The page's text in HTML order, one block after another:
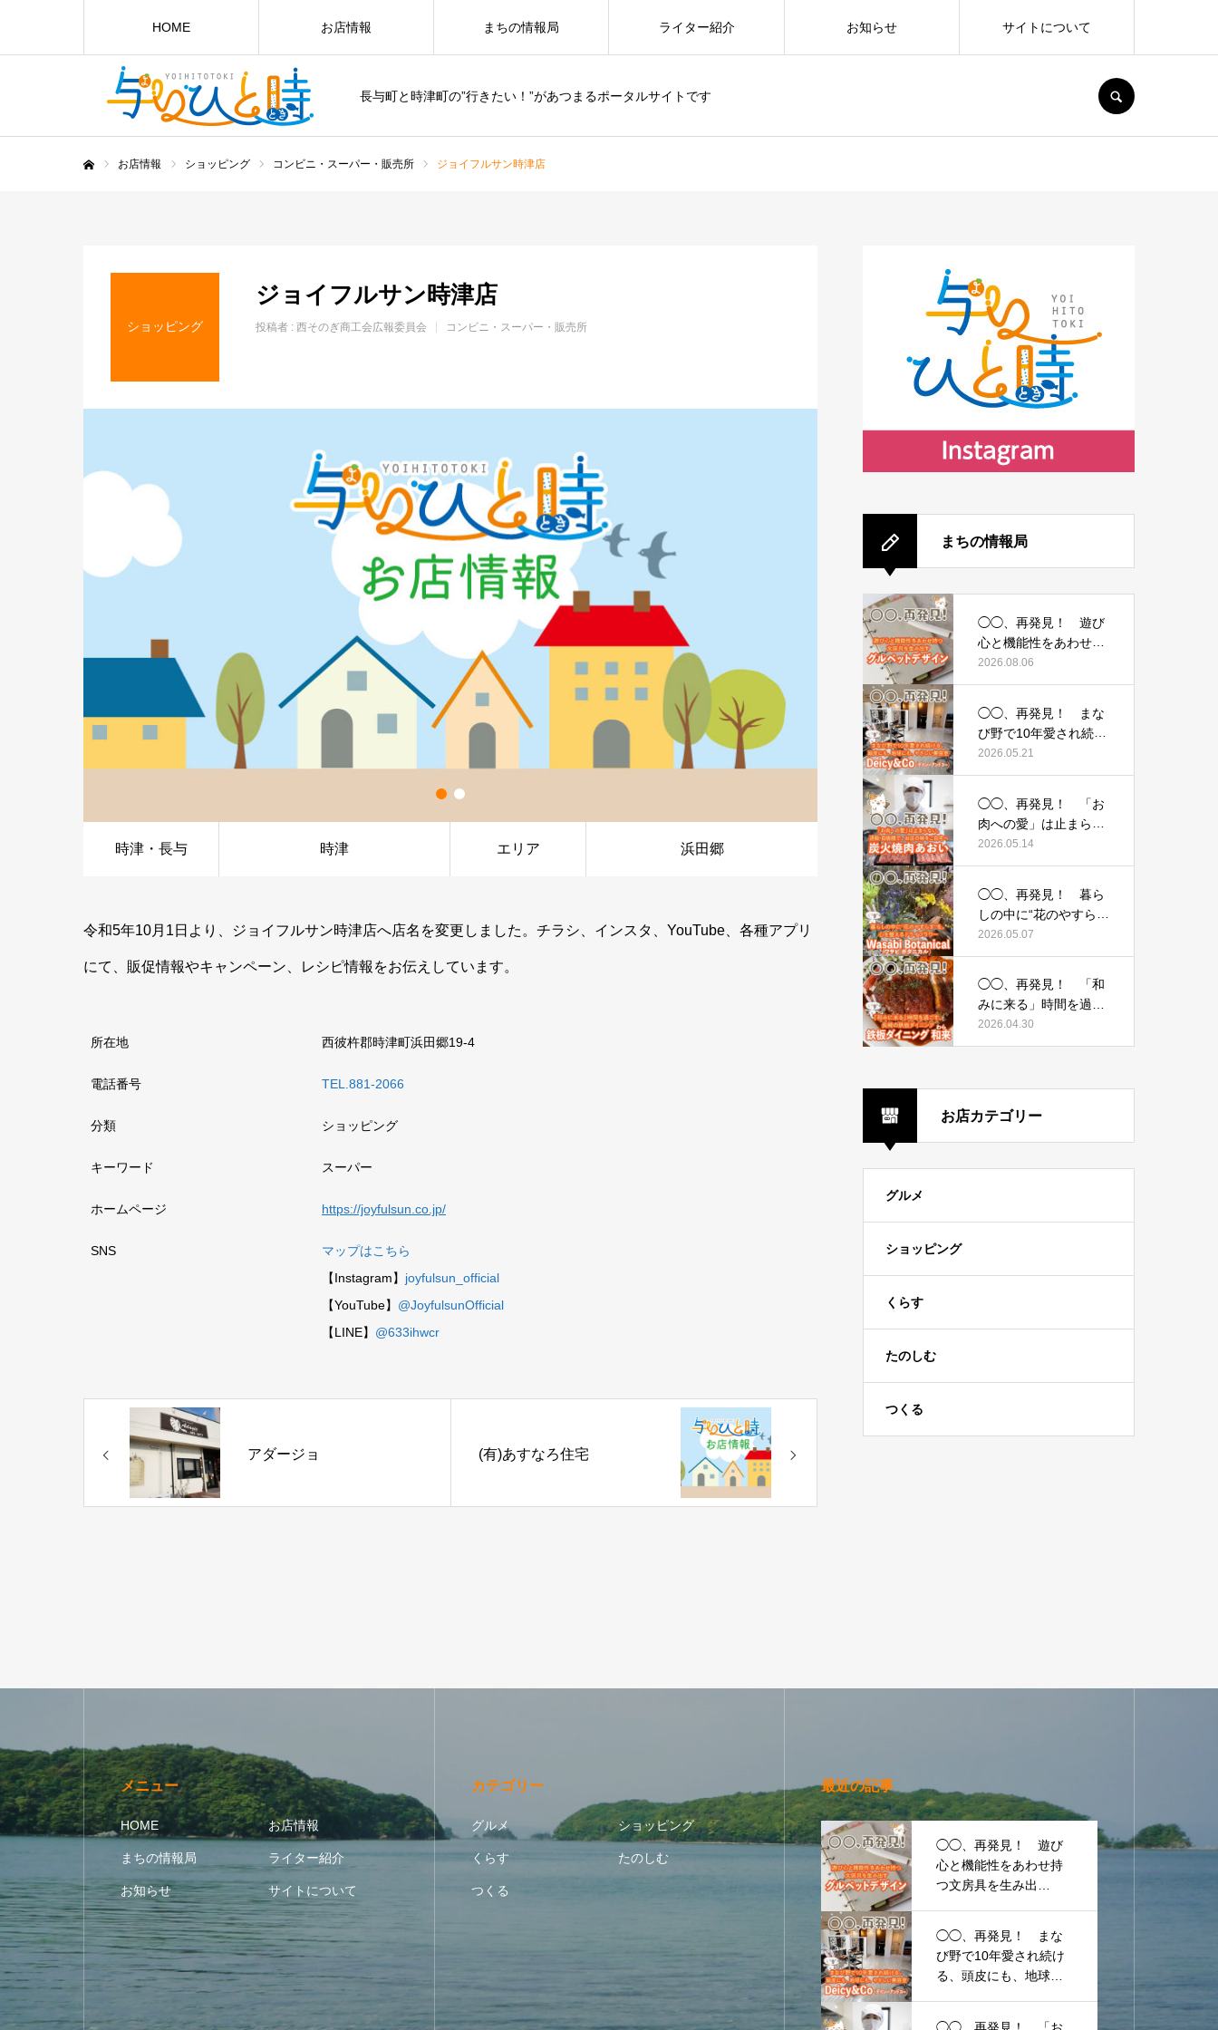
長与町と時津町の”行きたい！”があつまるポータルサイトです
HOME お店情報 まちの情報局 ライター紹介 お知らせ サイトについて
お店情報 ショッピング コンビニ・スーパー・販売所 ジョイフルサン時津店
ショッピング
ジョイフルサン時津店
投稿者 : 西そのぎ商工会広報委員会 コンビニ・スーパー・販売所
時津・長与 時津 エリア 浜田郷
令和5年10月1日より、ジョイフルサン時津店へ店名を変更しました。チラシ、インスタ、YouTube、各種アプリ
にて、販促情報やキャンペーン、レシピ情報をお伝えしています。
所在地 西彼杵郡時津町浜田郷19-4
電話番号 TEL.881-2066
分類 ショッピング
キーワード スーパー
ホームページ https://joyfulsun.co.jp/
SNS
マップはこちら
【Instagram】 joyfulsun_official
【YouTube】 @JoyfulsunOfficial
【LINE】 @633ihwcr
アダージョ (有)あすなろ住宅
まちの情報局
◯◯、再発見！ 遊び
心と機能性をあわせ持
つ文房具を生み出
す 〜グルペットデザ
2026.08.06
◯◯、再発見！ まな
び野で10年愛され続け
る、頭皮にも、地球に
も、やさしい美容
イシーアンドコー）〜
2026.05.21
◯◯、再発見！ 「お
肉への愛」は止まらな
い。通販・自販機で、
お店の味をご自宅へ
2026.05.14
◯◯、再発見！ 暮ら
しの中に“花のやすら
ぎ”を。心を整えるドラ
イフラワー 〜Wasabi
タニカル）〜
2026.05.07
◯◯、再発見！ 「和
みに来る」時間を過ご
す、長崎の鉄板ダイニ
ング 〜鉄板ダイニン
2026.04.30
お店カテゴリー
グルメ
ショッピング
くらす
たのしむ
つくる
メニュー
HOME お店情報
まちの情報局 ライター紹介
お知らせ サイトについて
カテゴリー
グルメ ショッピング
くらす たのしむ
つくる
最近の記事
◯◯、再発見！ 遊び
心と機能性をあわせ持
つ文房具を生み出
◯◯、再発見！ まな
び野で10年愛され続け
る、頭皮にも、地球に
◯◯、再発見！ 「お